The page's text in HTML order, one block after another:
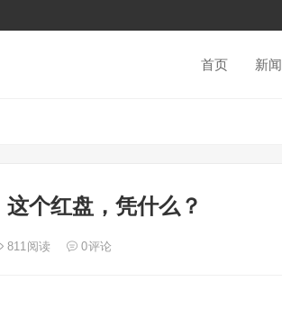
首页 新闻
个红盘，凭什么？
811阅读 0评论